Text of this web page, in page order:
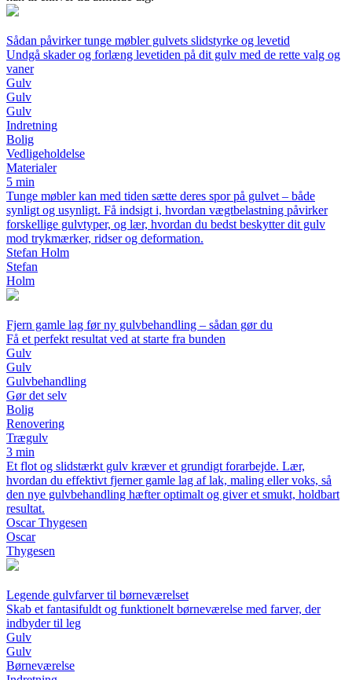
Sådan påvirker tunge møbler gulvets slidstyrke og levetid
Undgå skader og forlæng levetiden på dit gulv med de rette valg og
vaner
Gulv
Gulv
Gulv
Indretning
Bolig
Vedligeholdelse
Materialer
5 min
Tunge møbler kan med tiden sætte deres spor på gulvet – både
synligt og usynligt. Få indsigt i, hvordan vægtbelastning påvirker
forskellige gulvtyper, og lær, hvordan du bedst beskytter dit gulv
mod trykmærker, ridser og deformation.
Stefan Holm
Stefan
Holm
Fjern gamle lag før ny gulvbehandling – sådan gør du
Få et perfekt resultat ved at starte fra bunden
Gulv
Gulv
Gulvbehandling
Gør det selv
Bolig
Renovering
Trægulv
3 min
Et flot og slidstærkt gulv kræver et grundigt forarbejde. Lær,
hvordan du effektivt fjerner gamle lag af lak, maling eller voks, så
den nye gulvbehandling hæfter optimalt og giver et smukt, holdbart
resultat.
Oscar Thygesen
Oscar
Thygesen
Legende gulvfarver til børneværelset
Skab et fantasifuldt og funktionelt børneværelse med farver, der
indbyder til leg
Gulv
Gulv
Børneværelse